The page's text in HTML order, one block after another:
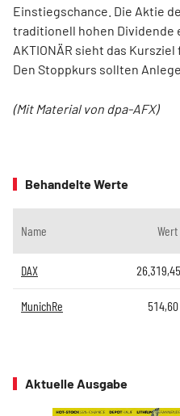
Einstiegschance. Die Aktie
traditionell hohen Dividende
AKTIONÄR sieht das Kursziel
Den Stoppkurs sollten
(Mit Material von dpa-AFX)
Behandelte Werte
Name Wert
DAX 26.319,45
MunichRe 514,60
Aktuelle Ausgabe